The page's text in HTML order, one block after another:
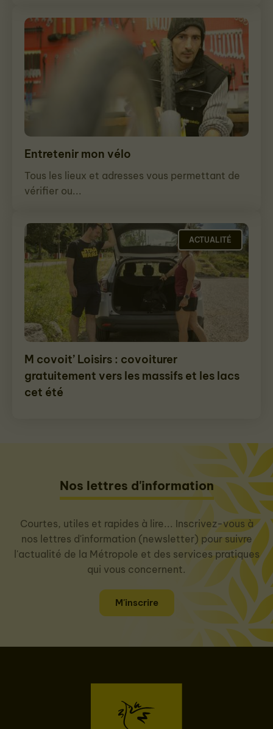
Entretenir mon vélo
Tous les lieux et adresses vous permettant de
vérifier ou...
M covoit’ Loisirs : covoiturer
gratuitement vers les massifs et les lacs
cet été
ACTUALITÉ
Nos lettres d'information
Courtes, utiles et rapides à lire... Inscrivez-vous à
nos lettres d'information (newsletter) pour suivre
l'actualité de la Métropole et des services pratiques
qui vous concernent.
M'inscrire